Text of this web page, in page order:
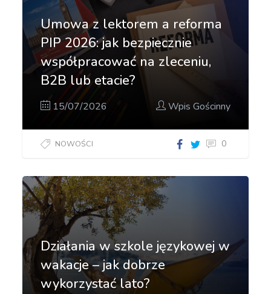
Umowa z lektorem a reforma
PIP 2026: jak bezpiecznie
współpracować na zleceniu,
B2B lub etacie?
15/07/2026 Wpis Gościnny
NOWOŚCI 0
Działania w szkole językowej w
wakacje – jak dobrze
wykorzystać lato?